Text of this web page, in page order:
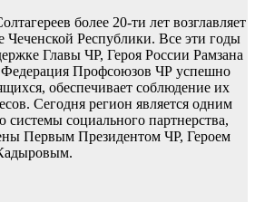
более 20-ти лет возглавляет
Республики. Все эти годы
Главы ЧР, Героя России Рамзана
Профсоюзов ЧР успешно
обеспечивает соблюдение их
Сегодня регион является одним
системы социального партнерства,
Первым Президентом ЧР, Героем